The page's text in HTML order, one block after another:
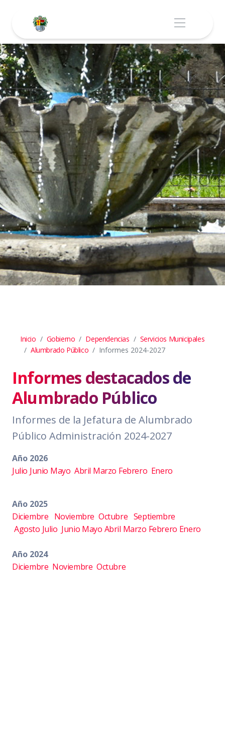
Inicio Gobierno Dependencias
Servicios Municipales
Alumbrado Público
Informes 2024-2027
Informes destacados de
Alumbrado Público
Informes de la Jefatura de Alumbrado
Público Administración 2024-2027
Año 2026
Julio Junio Mayo Abril Marzo Febrero Enero
Año 2025
Diciembre Noviembre Octubre Septiembre
Agosto Julio Junio Mayo Abril Marzo Febrero Enero
Año 2024
Diciembre Noviembre Octubre